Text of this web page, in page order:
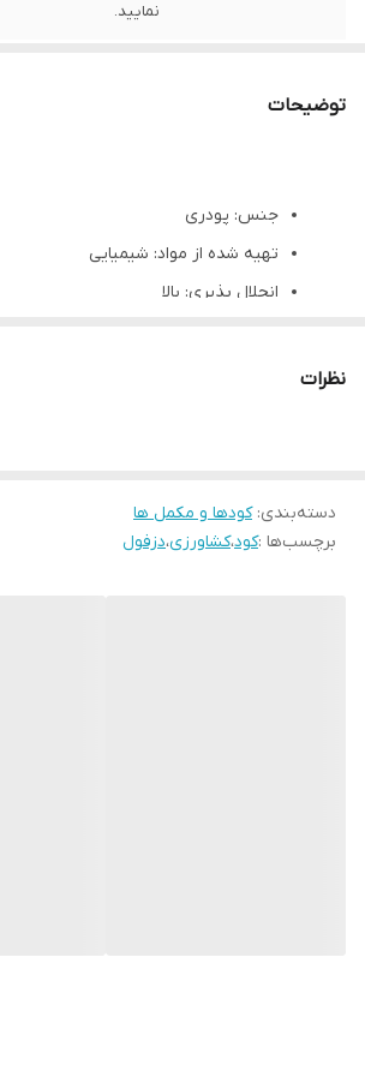
نمایید.
توضیحات
جنس: پودری
تهیه شده از مواد: شیمیایی
انحلال پذیری: بالا
نظرات
دسته‌بندی:کودها و مکمل ها
برچسب‌ها :کود،کشاورزی،دزفول